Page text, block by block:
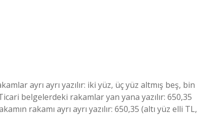
ayrı ayrı yazılır: iki yüz, üç yüz altmış beş, bin
belgelerdeki rakamlar yan yana yazılır: 650,35
rakamı ayrı ayrı yazılır: 650,35 (altı yüz elli TL,